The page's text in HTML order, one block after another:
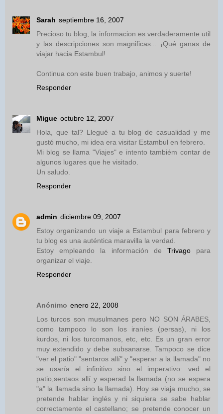
Sarah septiembre 16, 2007
Precioso tu blog, la informacion es verdaderamente util
y las descripciones son magnificas... ¡Qué ganas de
viajar hacia Estambul!
Continua con este buen trabajo, animos y suerte!
Responder
Migue octubre 12, 2007
Hola, que tal? Llegué a tu blog de casualidad y me
gustó mucho, mi idea era visitar Estambul en febrero.
Mi blog se llama "Viajes" e intento tambiém contar de
algunos lugares que he visitado.
Un saludo.
Responder
admin diciembre 09, 2007
Estoy organizando un viaje a Estambul para febrero y
tu blog es una auténtica maravilla la verdad.
Estoy empleando la información de Trivago para
organizar el viaje.
Responder
Anónimo enero 22, 2008
Los turcos son musulmanes pero NO SON ÁRABES,
como tampoco lo son los iraníes (persas), ni los
kurdos, ni los turcomanos, etc, etc. Es un gran error
muy extendido y debe subsanarse. Tampoco se dice
"ver el patio" "sentaros allí" y "esperar a la llamada" no
se usaría el infinitivo sino el imperativo: ved el
patio,sentaos allí y esperad la llamada (no se espera
"a" la llamada sino la llamada). Hoy se viaja mucho, se
pretende hablar inglés y ni siquiera se sabe hablar
correctamente el castellano; se pretende conocer un